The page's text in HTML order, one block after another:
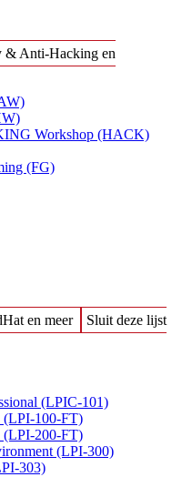
& Anti-Hacking en
Workshop (HACK)
(FG)
en meer
Sluit deze lijst
(LPIC-101)
(LPI-100-FT)
(LPI-200-FT)
(LPI-300)
303)